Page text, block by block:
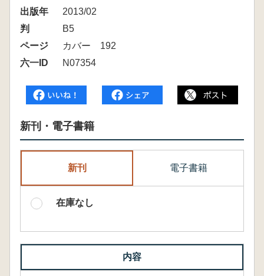
出版年
2013/02
判
B5
ページ
カバー 192
六一ID
N07354
新刊・電子書籍
新刊 電子書籍
在庫なし
内容